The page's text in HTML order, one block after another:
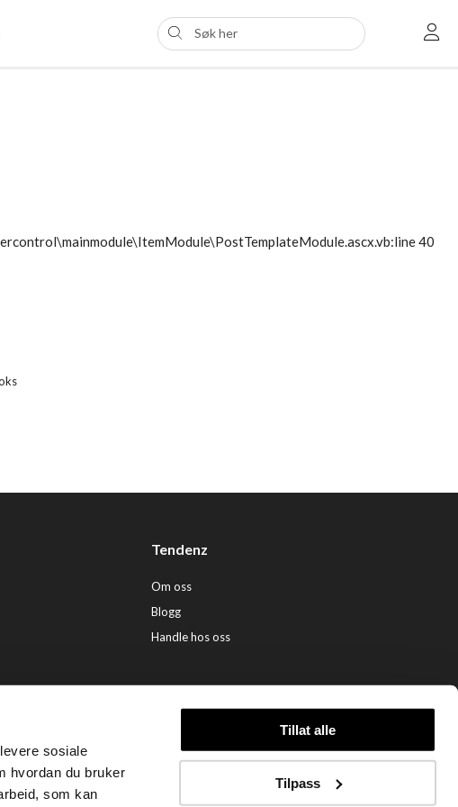
sosiale
hvordan du bruker
som kan
Tillat alle
Tilpass
40
Tendenz
Om oss
Blogg
Handle hos oss
© Tendenz Hårpleie AS (org. nr. 948 341 662) |Nettbutikk levert av Kréatif